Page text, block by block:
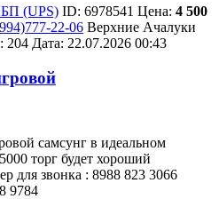
(UPS) ID: 6978541 Цена: 4 500
22-06 Верхние Ачалуки
204 Дата: 22.07.2026 00:43
самсунг в идеальном
торг будет хороший
для звонка : 8988 823 3066
9784